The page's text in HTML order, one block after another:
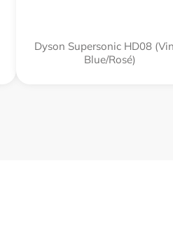
Dyson Supersonic HD08
Blue/Rosé)